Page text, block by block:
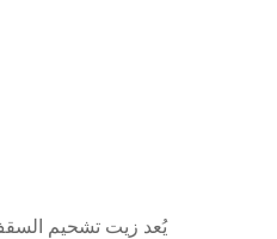
يُعد زيت تشحيم